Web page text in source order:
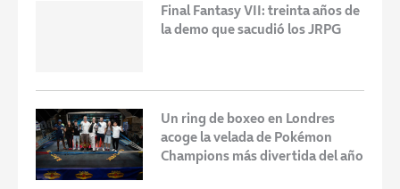
Final Fantasy VII: treinta años de
la demo que sacudió los JRPG
Un ring de boxeo en Londres
acoge la velada de Pokémon
Champions más divertida del año